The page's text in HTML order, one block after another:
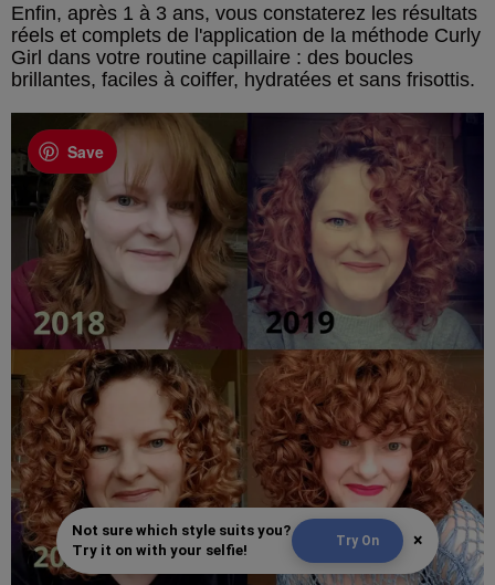
Enfin, après 1 à 3 ans, vous constaterez les résultats
réels et complets de l'application de la méthode Curly
Girl dans votre routine capillaire : des boucles
brillantes, faciles à coiffer, hydratées et sans frisottis.
Save
Not sure which style suits you?
Try it on with your selfie!
Try On ×